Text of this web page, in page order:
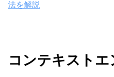
法を解説
コンテキスト